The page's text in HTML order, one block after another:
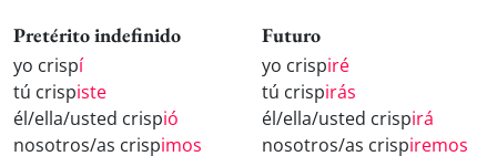
Pretérito indefinido
yo crispí
tú crispiste
él/ella/usted crispió
nosotros/as crispimos
Futuro
yo crispiré
tú crispirás
él/ella/usted crispirá
nosotros/as crispiremos